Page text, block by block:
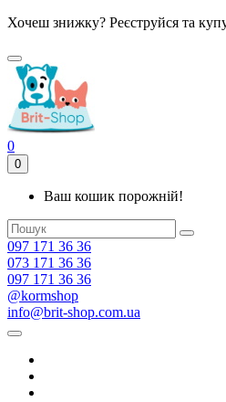
Хочеш знижку? Реєструйся та
0
0
Ваш кошик порожній!
097 171 36 36
073 171 36 36
097 171 36 36
@kormshop
info@brit-shop.com.ua